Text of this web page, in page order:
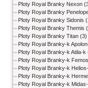
Ploty Royal Branky Nexon
Ploty Royal Branky
Ploty Royal Branky Sidonis
Ploty Royal Branky Themis
Ploty Royal Branky Titan (3)
Ploty Royal Branky-k
Ploty Royal Branky-k Atila-k
Ploty Royal Branky-k
Ploty Royal Branky-k
Ploty Royal Branky-k
Ploty Royal Branky-k